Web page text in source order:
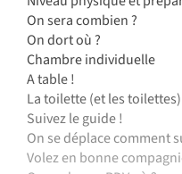
On sera combien ?
On dort où ?
Chambre individuelle
A table !
La toilette (et les toilettes)
Suivez le guide !
On se déplace comment
Volez en bonne